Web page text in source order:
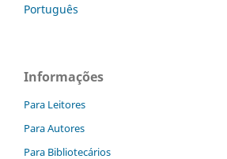
Português
Informações
Para Leitores
Para Autores
Para Bibliotecários